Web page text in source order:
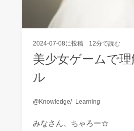
2024-07-08に投稿 12分で読む
美少女ゲームで
ル
Knowledge Learning
みなさん、ちゃろー☆